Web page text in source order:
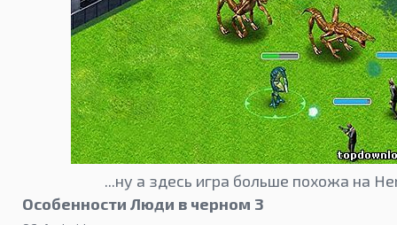
...ну а здесь игра больше похожа на
Особенности Люди в черном 3